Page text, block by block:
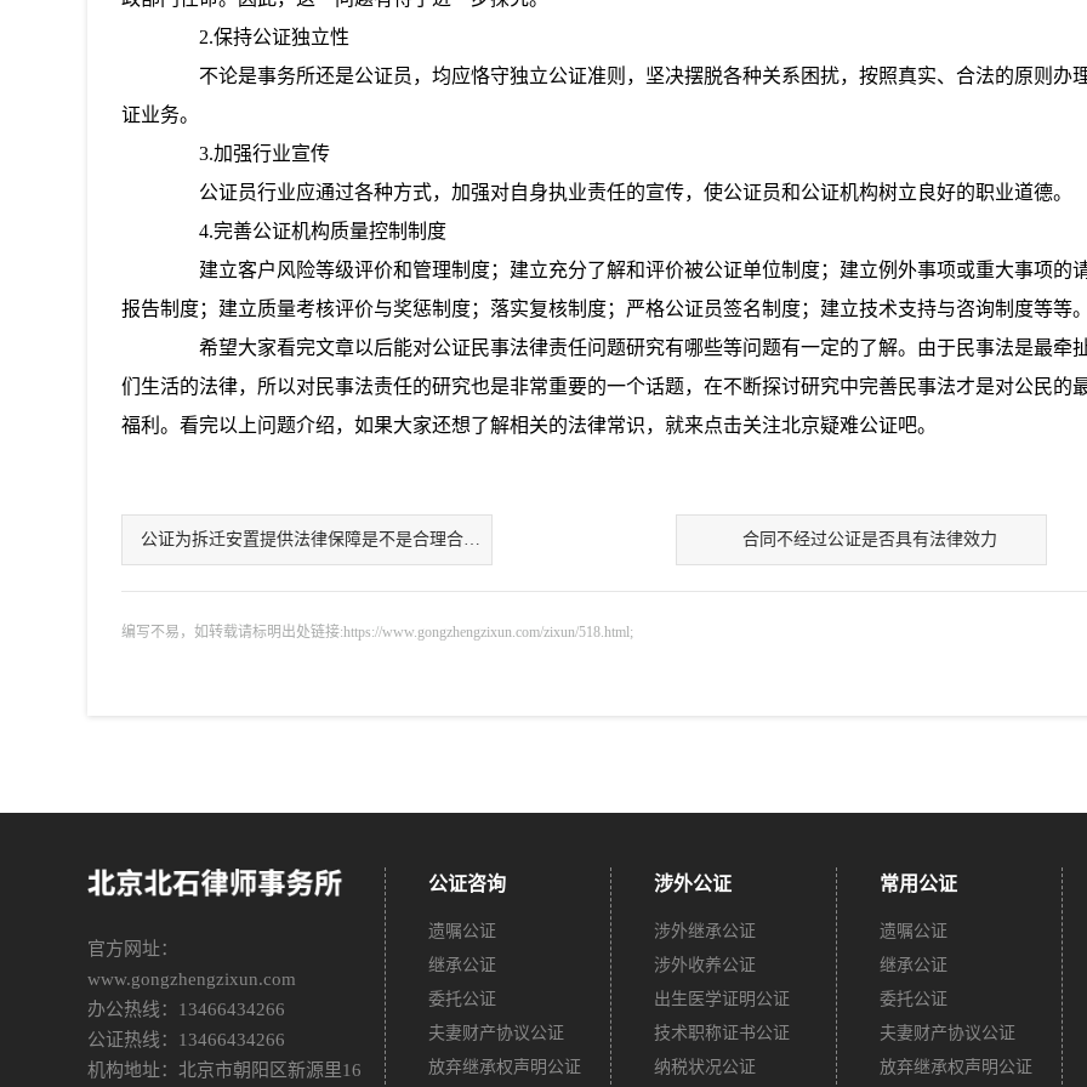
2.保持公证独立性
不论是事务所还是公证员，均应恪守独立公证准则，坚决摆脱各种关系困扰，按照真实、合法的原则办
证业务。
3.加强行业宣传
公证员行业应通过各种方式，加强对自身执业责任的宣传，使公证员和公证机构树立良好的职业道德。
4.完善公证机构质量控制制度
建立客户风险等级评价和管理制度；建立充分了解和评价被公证单位制度；建立例外事项或重大事项的
报告制度；建立质量考核评价与奖惩制度；落实复核制度；严格公证员签名制度；建立技术支持与咨询制度等等。
希望大家看完文章以后能对公证民事法律责任问题研究有哪些等问题有一定的了解。由于民事法是最牵
们生活的法律，所以对民事法责任的研究也是非常重要的一个话题，在不断探讨研究中完善民事法才是对公民的
福利。看完以上问题介绍，如果大家还想了解相关的法律常识，就来点击关注北京疑难公证吧。
公证为拆迁安置提供法律保障是不是合理合法的 合同不经过公证是否具有法律效力
编写不易，如转载请标明出处链接:https://www.gongzhengzixun.com/zixun/518.html;
官方网址：
www.gongzhengzixun.com
办公热线：13466434266
公证热线：13466434266
机构地址：北京市朝阳区新源里16
公证咨询
遗嘱公证
继承公证
委托公证
夫妻财产协议公证
放弃继承权声明公证
涉外公证
涉外继承公证
涉外收养公证
出生医学证明公证
技术职称证书公证
纳税状况公证
常用公证
遗嘱公证
继承公证
委托公证
夫妻财产协议公证
放弃继承权声明公证